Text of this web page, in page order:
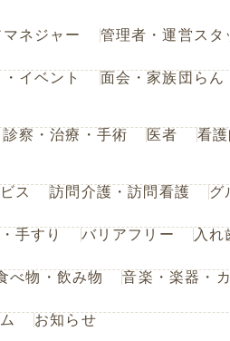
ネジャー 管理者・運営スタ
・イベント 面会・家族団らん
診察・治療・手術 医者 看護
ス 訪問介護・訪問看護 グ
手すり バリアフリー 入れ
べ物・飲み物 音楽・楽器・
お知らせ